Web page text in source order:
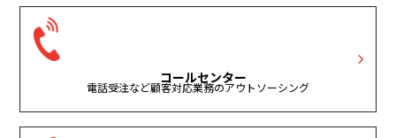
コールセンター
電話受注など顧客対応業務のアウトソーシング